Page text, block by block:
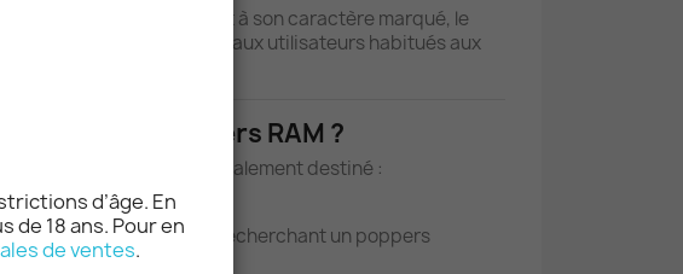
formulation puissante et à son caractère marqué, le
s’adresse avant tout aux utilisateurs habitués aux
le Poppers RAM ?
RAM Propyl est principalement destiné :
expérimentés
recherchant un poppers
d’âge. En
de 18 ans. Pour en
de ventes.